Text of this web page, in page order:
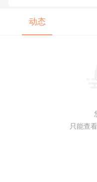
动态
只能查